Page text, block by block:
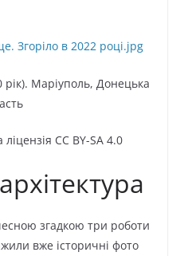
рік). Маріуполь, Донецька
CC BY-SA 4.0
згадкою три роботи
вже історичні фото